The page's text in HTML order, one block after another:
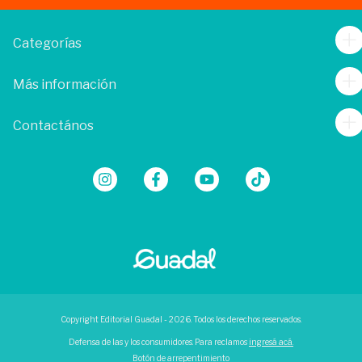
Categorías
Más información
Contactános
Copyright Editorial Guadal - 2026. Todos los derechos reservados.
Defensa de las y los consumidores. Para reclamos ingresá acá.
Botón de arrepentimiento